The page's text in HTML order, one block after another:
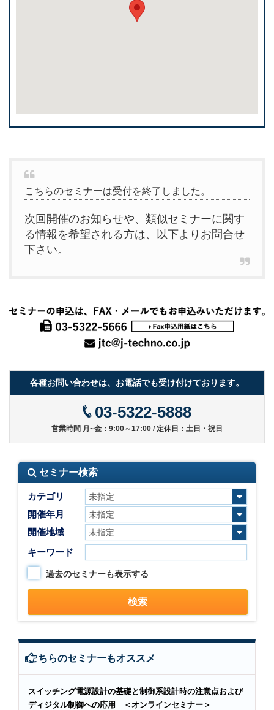
こちらのセミナーは受付を終了しました。
次回開催のお知らせや、類似セミナーに関す
る情報を希望される方は、以下よりお問合せ
下さい。
各種お問い合わせは、お電話でも受け付けております。
03-5322-5888
営業時間 月~金：9:00～17:00 / 定休日：土日・祝日
セミナー検索
カテゴリ
開催年月
開催地域
キーワード
過去のセミナーも表示する
こちらのセミナーもオススメ
スイッチング電源設計の基礎と制御系設計時の注意点および
ディジタル制御への応用 ＜オンラインセミナー＞